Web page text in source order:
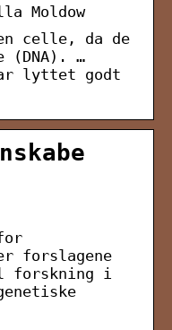
Moldow
celle, da de
(DNA). …
lyttet godt
forslagene
forskning i